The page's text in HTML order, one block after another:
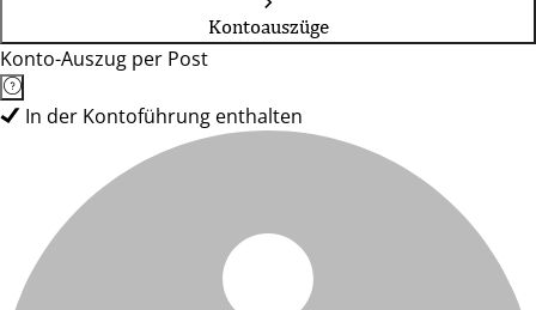
Kontoauszüge
Konto-Auszug per Post
In der Kontoführung enthalten